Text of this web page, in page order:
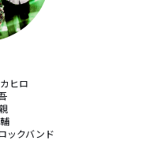
ヒロ
ックバンド